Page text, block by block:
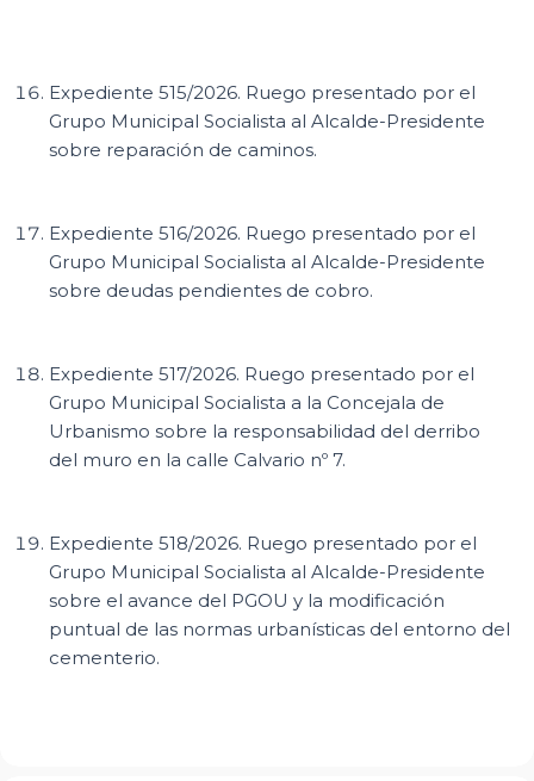
Expediente 515/2026. Ruego presentado por el
Grupo Municipal Socialista al Alcalde-Presidente
sobre reparación de caminos.
Expediente 516/2026. Ruego presentado por el
Grupo Municipal Socialista al Alcalde-Presidente
sobre deudas pendientes de cobro.
Expediente 517/2026. Ruego presentado por el
Grupo Municipal Socialista a la Concejala de
Urbanismo sobre la responsabilidad del derribo
del muro en la calle Calvario nº 7.
Expediente 518/2026. Ruego presentado por el
Grupo Municipal Socialista al Alcalde-Presidente
sobre el avance del PGOU y la modificación
puntual de las normas urbanísticas del entorno del
cementerio.